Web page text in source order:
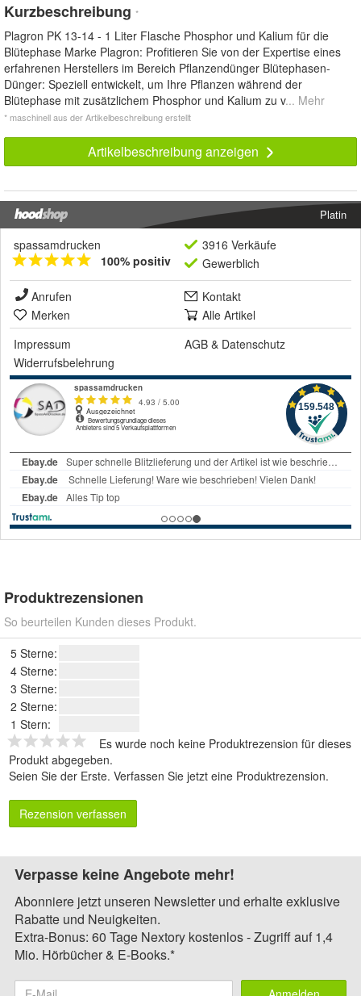
Kurzbeschreibung *
Plagron PK 13-14 - 1 Liter Flasche Phosphor und Kalium für die
Blütephase Marke Plagron: Profitieren Sie von der Expertise eines
erfahrenen Herstellers im Bereich Pflanzendünger Blütephasen-
Dünger: Speziell entwickelt, um Ihre Pflanzen während der
Blütephase mit zusätzlichem Phosphor und Kalium zu v... Mehr
* maschinell aus der Artikelbeschreibung erstellt
Artikelbeschreibung anzeigen
Platin
spassamdrucken
100% positiv
3916 Verkäufe
Gewerblich
Anrufen
Kontakt
Merken
Alle Artikel
Impressum
AGB & Datenschutz
Widerrufsbelehrung
Produktrezensionen
So beurteilen Kunden dieses Produkt.
5 Sterne:
4 Sterne:
3 Sterne:
2 Sterne:
1 Stern:
Es wurde noch keine Produktrezension für dieses
Produkt abgegeben.
Seien Sie der Erste. Verfassen Sie jetzt eine Produktrezension.
Rezension verfassen
Verpasse keine Angebote mehr!
Abonniere jetzt unseren Newsletter und erhalte exklusive
Rabatte und Neuigkeiten.
Extra-Bonus: 60 Tage Nextory kostenlos - Zugriff auf 1,4
Mio. Hörbücher & E-Books.*